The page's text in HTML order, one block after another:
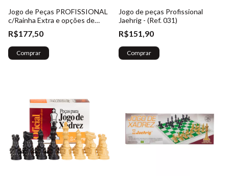
Jogo de Peças PROFISSIONAL
c/Rainha Extra e opções de
Cores - (Ref. 002)
R$177,50
Comprar
Jogo de peças Profissional
Jaehrig - (Ref. 031)
R$151,90
Comprar